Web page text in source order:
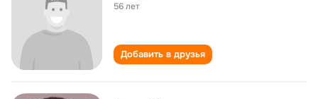
56 лет
Добавить в друзья